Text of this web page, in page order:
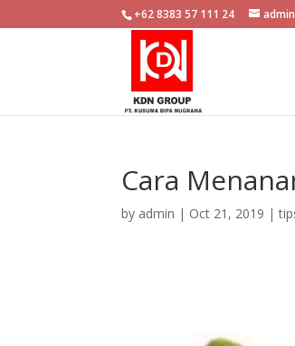
+62 8383 57 111 24
Cara
by admin | Oct 21, 2019 |